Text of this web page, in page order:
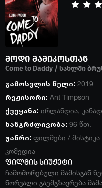
მოდი მამიკოსთან
Come to Daddy / სახლში
გამოსვლის წელი: 2019
რეჟისორი: Ant Timpson
ქვეყანა: ირლანდია,
ხანგრძლივობა: 96 წთ.
ჟანრი: ფილმები / მისტიკა
კომედია
ფილმის სიუჟეტი
ჩამოშორებული მამისგან
ნორვალი გაემგზავრება